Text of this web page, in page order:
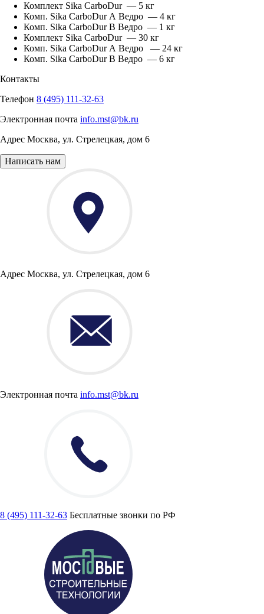
Комплект Sika CarboDur — 5 кг
Комп. Sika CarboDur А Ведро — 4 кг
Комп. Sika CarboDur B Ведро — 1 кг
Комплект Sika CarboDur — 30 кг
Комп. Sika CarboDur А Ведро — 24 кг
Комп. Sika CarboDur B Ведро — 6 кг
Контакты
Телефон 8 (495) 111-32-63
Электронная почта info.mst@bk.ru
Адрес Москва, ул. Стрелецкая, дом 6
Написать нам
Адрес Москва, ул. Стрелецкая, дом 6
Электронная почта info.mst@bk.ru
8 (495) 111-32-63 Бесплатные звонки по РФ